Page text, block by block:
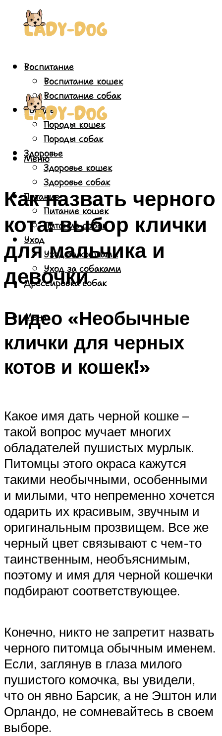
Воспитание
Воспитание кошек
Воспитание собак
Породы
Породы кошек
Породы собак
Здоровье
Здоровье кошек
Здоровье собак
Питание
Питание кошек
Питание собак
Уход
Уход за кошками
Уход за собаками
Дрессировка собак
Меню
Меню
Как назвать черного
кота: выбор клички
для мальчика и
девочки
Видео «Необычные
клички для черных
котов и кошек!»
Какое имя дать черной кошке –
такой вопрос мучает многих
обладателей пушистых мурлык.
Питомцы этого окраса кажутся
такими необычными, особенными
и милыми, что непременно хочется
одарить их красивым, звучным и
оригинальным прозвищем. Все же
черный цвет связывают с чем-то
таинственным, необъяснимым,
поэтому и имя для черной кошечки
подбирают соответствующее.
Конечно, никто не запретит назвать
черного питомца обычным именем.
Если, заглянув в глаза милого
пушистого комочка, вы увидели,
что он явно Барсик, а не Эштон или
Орландо, не сомневайтесь в своем
выборе.